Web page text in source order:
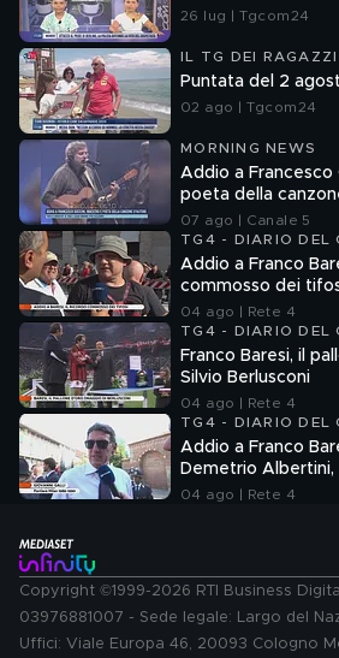
26 lug | Tgcom24
IL TG DEI RAGAZZI
Puntata del 2
02 ago | Tgcom24
MORNING NEWS
Addio a Francesco
poeta della
07 ago | Canale 5
TG4 - DIARIO DEL
Addio a Franco
commosso dei
04 ago | Rete 4
TG4 - DIARIO DEL
Franco Baresi, il
Silvio Berlusconi
04 ago | Rete 4
TG4 - DIARIO DEL
Addio a Franco
Demetrio
Giovanni Galli
04 ago | Rete 4
Copyright ©1999-2026 RTI Business
03976881007 - Sede legale: Largo del
Uffici: Viale Europa 46, 20093 Cologno